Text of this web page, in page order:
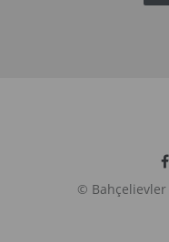
© Bahçelievler